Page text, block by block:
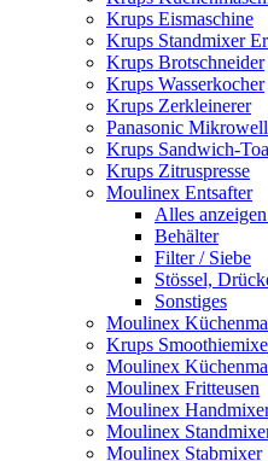
Krups Eismaschine
Krups Standmixer
Krups Brotschneider
Krups Wasserkocher
Krups Zerkleinerer
Panasonic
Krups Sandwich-
Krups Zitruspresse
Moulinex Entsafter
Alles
Behälter
Filter / Siebe
Stössel,
Sonstiges
Moulinex
Krups
Moulinex
Moulinex Fritteusen
Moulinex
Moulinex
Moulinex Stabmixer